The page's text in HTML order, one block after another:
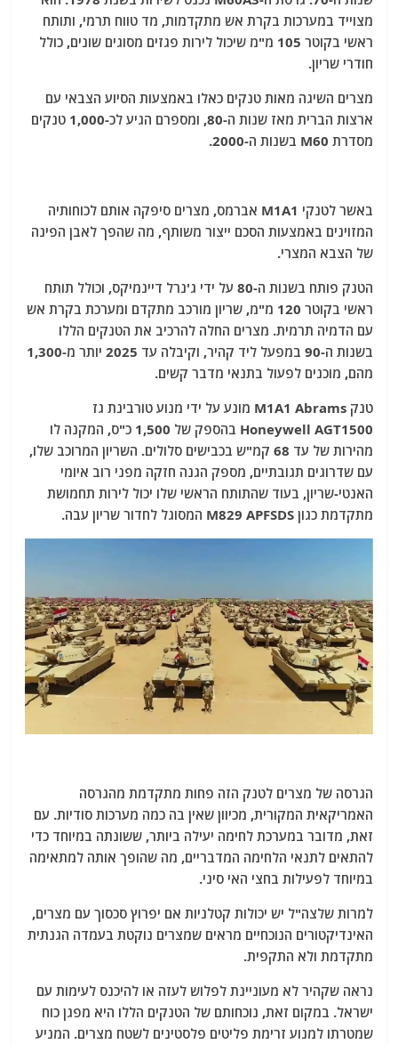
מצוייד במערכות בקרת אש מתקדמות, מד טווח תרמי, ותותח
ראשי בקוטר 105 מ"מ שיכול לירות פגזים מסוגים שונים, כולל
חודרי שריון.
מצרים השיגה מאות טנקים כאלו באמצעות הסיוע הצבאי עם
ארצות הברית מאז שנות ה-80, ומספרם הגיע לכ-1,000 טנקים
מסדרת M60 בשנות ה-2000.
באשר לטנקי M1A1 אברמס, מצרים סיפקה אותם לכוחותיה
המזוינים באמצעות הסכם ייצור משותף, מה שהפך לאבן הפינה
של הצבא המצרי.
הטנק פותח בשנות ה-80 על ידי ג'נרל דיינמיקס, וכולל תותח
ראשי בקוטר 120 מ"מ, שריון מורכב מתקדם ומערכת בקרת אש
עם הדמיה תרמית. מצרים החלה להרכיב את הטנקים הללו
בשנות ה-90 במפעל ליד קהיר, וקיבלה עד 2025 יותר מ-1,300
מהם, מוכנים לפעול בתנאי מדבר קשים.
טנק M1A1 Abrams מונע על ידי מנוע טורבינת גז
Honeywell AGT1500 בהספק של 1,500 כ"ס, המקנה לו
מהירות של עד 68 קמ"ש בכבישים סלולים. השריון המרוכב שלו,
עם שדרוגים תגובתיים, מספק הגנה חזקה מפני רוב איומי
האנטי-שריון, בעוד שהתותח הראשי שלו יכול לירות תחמושת
מתקדמת כגון M829 APFSDS המסוגל לחדור שריון עבה.
הגרסה של מצרים לטנק הזה פחות מתקדמת מהגרסה
האמריקאית המקורית, מכיוון שאין בה כמה מערכות סודיות. עם
זאת, מדובר במערכת לחימה יעילה ביותר, ששונתה במיוחד כדי
להתאים לתנאי הלחימה המדבריים, מה שהופך אותה למתאימה
במיוחד לפעילות בחצי האי סיני.
למרות שלצה"ל יש יכולות קטלניות אם יפרוץ סכסוך עם מצרים,
האינדיקטורים הנוכחיים מראים שמצרים נוקטת בעמדה הגנתית
מתקדמת ולא התקפית.
נראה שקהיר לא מעוניינת לפלוש לעזה או להיכנס לעימות עם
ישראל. במקום זאת, נוכחותם של הטנקים הללו היא מפגן כוח
שמטרתו למנוע זרימת פליטים פלסטינים לשטח מצרים. המניע